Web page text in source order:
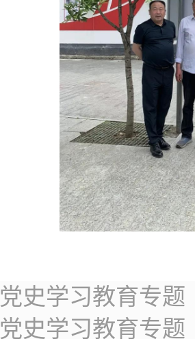
党史学习教育专题
党史学习教育专题